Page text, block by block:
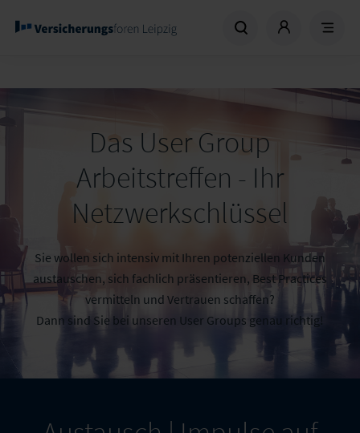
Das User Group
Arbeitstreffen - Ihr
Netzwerkschlüssel
Sie wollen sich intensiv mit Ihren potenziellen Kunden
austauschen, sich fachlich präsentieren, Best Practices
vermitteln und Vertrauen schaffen?
Dann sind Sie bei unseren User Groups genau richtig!